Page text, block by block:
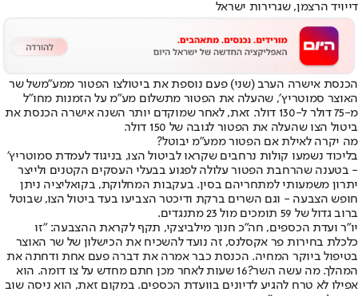
דייויד הרצמן, שגרירות ישראל
הכנסת אישרה הערב (שני) פעם נוספת את ביטולצו הפטור ממע״משל שר
האוצר סמוטריץ׳, שהעלה את הפטור מתשלום מע״מ על הזמנות מחו״ל
מ-75 דולר ל-130 דולר. זאת, לאחר שמוקדם יותר השנה אישרה הכנסת את
ביטול הצו שהעלה את הפטור לגובה של 150 דולר.
מה יקרה לאילת אם הפטור ממע"מ יבוטל?
בליכוד נשמעו קולות נרחבים שקראו לביטול הצו, בניגוד לעמדת סמוטריץ׳
- בטענה שהרחבת הפטור עלולה לפגוע בבעלי העסקים הקטנים ולייצר
יתרון משמעותי למתחריהם בסין. בעקבות המחלוקת, בקואליציה ניתן
חופש הצבעה - וגם השרים ברקת ודיכטר הצביעו בעד ביטול הצו, שבוטל
ברוב גדול של 59 תומכים מול 23 מתנגדים.
יו״ר ועדת הכספים, חה״כ חנוך מילביצקי, תקף לקראת ההצבעה: ״זו
כלכלת בחירות פר אקסלנס, זה נועד להשכיח את הכישלון של שר האוצר
בטיפול ביוקר המחיה. הכנסת כבר אמרה את דברה פעם אחת ודחתה את
המהלך. מה עשה השר?16 שעות לאחר מכן חתם מחדש על צו דומה
. הוא
אפילו לא טרח להגיע לדיונים בוועדת הכספים. במקום זאת, הוא ניסה שוב